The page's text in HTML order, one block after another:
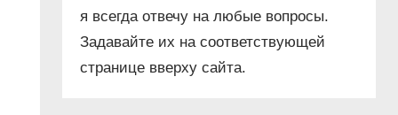
я всегда отвечу на любые вопросы.
Задавайте их на соответствующей
странице вверху сайта.